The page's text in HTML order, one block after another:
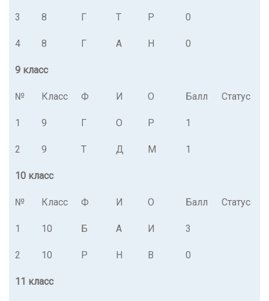
3 8 Г Т Р 0
4 8 Г А Н 0
9 класс
№ Класс Ф И О Балл Статус
1 9 Г О Р 1
2 9 Т Д М 1
10 класс
№ Класс Ф И О Балл Статус
1 10 Б А И 3
2 10 Р Н В 0
11 класс